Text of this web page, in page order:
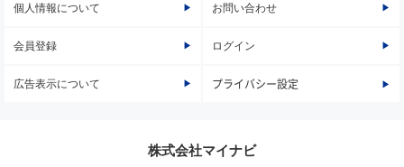
個人情報について お問い合わせ
会員登録 ログイン
広告表示について プライバシー設定
株式会社マイナビ